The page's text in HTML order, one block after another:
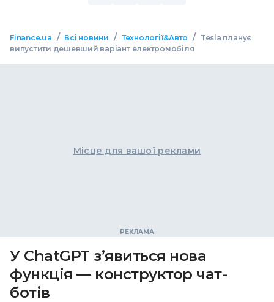
Finance.ua / Всі новини / Технології&Авто /
Tesla планує
випустити дешевший варіант електромобіля
Місце для вашої реклами
У ChatGPT з’явиться нова
функція — конструктор чат-
ботів